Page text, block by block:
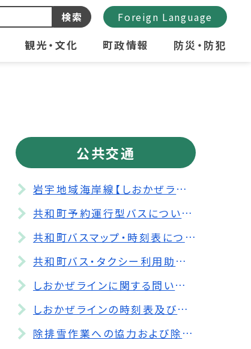
観光・文化 町政情報 防災・防犯
検索 Foreign Language
公共交通
岩宇地域海岸線【しおかぜライン】が運行しています！
共和町予約運行型バスについて【本格運行の開始】
共和町バスマップ・時刻表について
共和町バス・タクシー利用助成券の電子化について
しおかぜラインに関する問い合わせ先について
しおかぜラインの時刻表及び運賃表について
除排雪作業への協力および除雪車両出動基準について